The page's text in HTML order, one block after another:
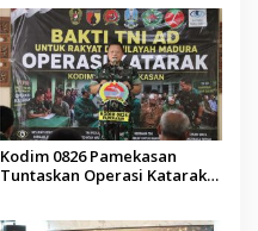
Kodim 0826 Pamekasan
Tuntaskan Operasi Katarak